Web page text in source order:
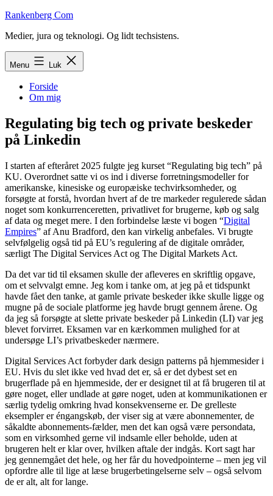
Fortsæt
indhold
Rankenberg Com
Medier, jura og teknologi. Og lidt techsistens.
Menu Luk
Forside
Om mig
Regulating big tech og private beskeder
på Linkedin
I starten af efteråret 2025 fulgte jeg kurset “Regulating big tech” på
KU. Overordnet satte vi os ind i diverse forretningsmodeller for
amerikanske, kinesiske og europæiske techvirksomheder, og
forsøgte at forstå, hvordan hvert af de tre markeder regulerede sådan
noget som konkurrenceretten, privatlivet for brugerne, køb og salg
af data og meget mere. I den forbindelse læste vi bogen “Digital
Empires” af Anu Bradford, den kan virkelig anbefales. Vi brugte
selvfølgelig også tid på EU’s regulering af de digitale områder,
særligt The Digital Services Act og The Digital Markets Act.
Da det var tid til eksamen skulle der afleveres en skriftlig opgave,
om et selvvalgt emne. Jeg kom i tanke om, at jeg på et tidspunkt
havde fået den tanke, at gamle private beskeder ikke skulle ligge og
mugne på de sociale platforme jeg havde brugt gennem årene. Og
da jeg så forsøgte at slette private beskeder på Linkedin (LI) var jeg
blevet forvirret. Eksamen var en kærkommen mulighed for at
undersøge LI’s privatbeskeder nærmere.
Digital Services Act forbyder dark design patterns på hjemmesider i
EU. Hvis du slet ikke ved hvad det er, så er det dybest set en
brugerflade på en hjemmeside, der er designet til at få brugeren til at
gøre noget, eller undlade at gøre noget, uden at kommunikationen er
særlig tydelig omkring hvad konsekvenserne er. De grelleste
eksempler er éngangskøb, der viser sig at være abonnementer, de
såkaldte abonnements-fælder, men det kan også være persondata,
som en virksomhed gerne vil indsamle eller beholde, uden at
brugeren helt er klar over, hvilken aftale der indgås. Kort sagt har
jeg gennemgået det hele, og her får du hovedpointerne – men jeg vil
opfordre alle til lige at læse brugerbetingelserne selv – også selvom
de er alt, alt for lange.